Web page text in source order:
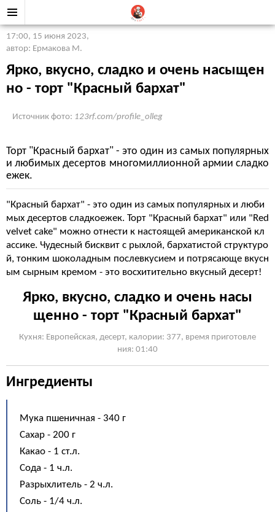
17:00, 15 июня 2023,
автор: Ермакова М.
Ярко, вкусно, сладко и очень насыщен
но - торт "Красный бархат"
Источник фото: 123rf.com/profile_olleg
Торт "Красный бархат" - это один из самых популярных
и любимых десертов многомиллионной армии сладко
ежек.
"Красный бархат" - это один из самых популярных и люби
мых десертов сладкоежек. Торт "Красный бархат" или "Red
velvet cake" можно отнести к настоящей американской кл
ассике. Чудесный бисквит с рыхлой, бархатистой структуро
й, тонким шоколадным послевкусием и потрясающе вкусн
ым сырным кремом - это восхитительно вкусный десерт!
Ярко, вкусно, сладко и очень насы
щенно - торт "Красный бархат"
Кухня: Европейская, десерт, калории: 377, время приготовле
ния: 01:40
Ингредиенты
Мука пшеничная - 340 г
Сахар - 200 г
Какао - 1 ст.л.
Сода - 1 ч.л.
Разрыхлитель - 2 ч.л.
Соль - 1/4 ч.л.